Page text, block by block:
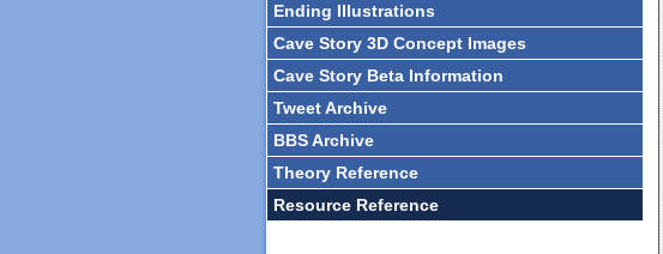
Ending Illustrations
Cave Story 3D Concept Images
Cave Story Beta Information
Tweet Archive
BBS Archive
Theory Reference
Resource Reference